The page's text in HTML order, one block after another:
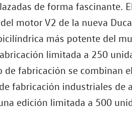
de forma fascinante.
motor V2 de la nueva
más potente del
limitada a 250
de fabricación se combinan
fabricación industriales de
edición limitada a 500